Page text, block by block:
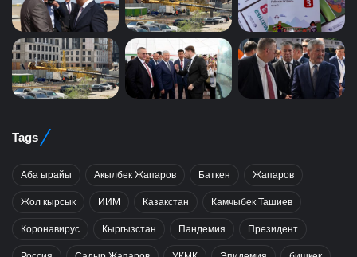
Tags
Аба ырайы Акылбек Жапаров Баткен Жапаров
Жол кырсык ИИМ Казакстан Камчыбек Ташиев
Коронавирус Кыргызстан Пандемия Президент